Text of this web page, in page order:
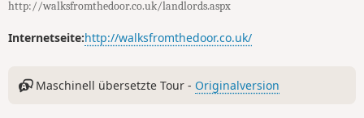
http://walksfromthedoor.co.uk/landlords.aspx
Internetseite:http://walksfromthedoor.co.uk/
Maschinell übersetzte Tour - Originalversion